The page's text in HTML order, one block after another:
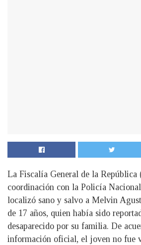
La Fiscalía General de la República
coordinación con la Policía
localizó sano y salvo a Melvin
de 17 años, quien había sido
desaparecido por su familia. De
información oficial, el joven no fue